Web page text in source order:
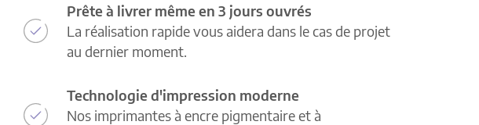
Prête à livrer même en 3 jours ouvrés
La réalisation rapide vous aidera dans le cas de projet
au dernier moment.
Technologie d'impression moderne
Nos imprimantes à encre pigmentaire et à